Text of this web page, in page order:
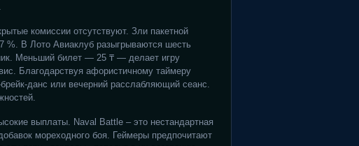
комиссии отсутствуют. Зли пакетной
%. В Лото Авиаклуб разыгрываются шесть
Меньший билет — 25 ₸ — делает игру
Благодарствуя афористичному таймеру
данс или вечерний расслабляющий сеанс.
выплаты. Naval Battle – это нестандартная
мореходного боя. Геймеры предпочитают